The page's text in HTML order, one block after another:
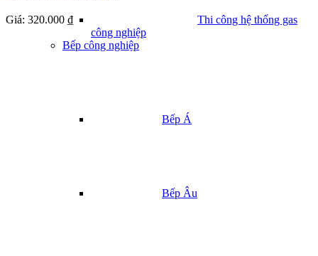
Thi công hệ thống gas
công nghiệp
Bếp công nghiệp
Bếp Á
Bếp Âu
Giá: 320.000 ₫